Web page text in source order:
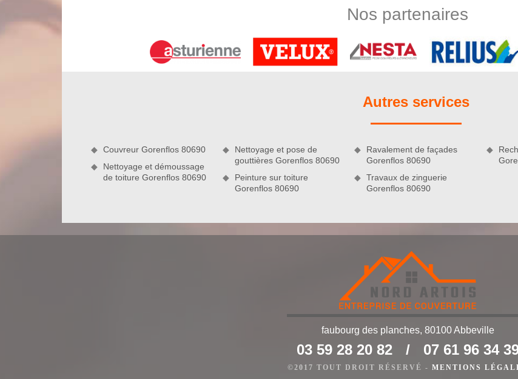
ans. Dans cette optique, nos artisans couvreurs du 80690 vont, soit remplacer, soit renforcer vos éléments de
L’entreprise Nord Artois et son service d’urgence toiture
jour comme de nuit. Notre équipe d’urgence toiture s’engage à intervenir rapidement chez vous (à la mesure du
tuiles présentent des imperfections. En effet, si on ne s’occupe pas de leur réparation à temps, les tuiles cassées
peuvent engendrer de sérieux problèmes de fuite de toiture. Comment nos artisans couvreurs vont remettre en
Nos partenaires
Autres services
Couvreur Gorenflos 80690
Nettoyage et démoussage
de toiture Gorenflos 80690
Nettoyage et pose de
gouttières Gorenflos 80690
Peinture sur toiture
Gorenflos 80690
Ravalement de façades
Gorenflos 80690
Travaux de zinguerie
Gorenflos 80690
faubourg des planches, 80100 Abbeville
03 59 28 20 82 / 07 61 96 34
©2017 TOUT DROIT RÉSERVÉ - MENTIONS